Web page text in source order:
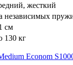
жесткий
независимых
см
130 кг
Econom